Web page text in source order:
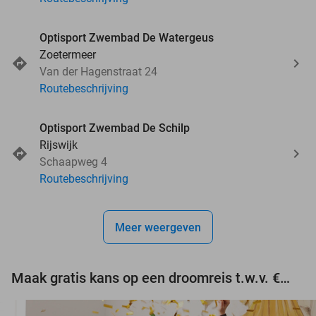
Optisport Zwembad De Watergeus
Zoetermeer
Van der Hagenstraat 24
Routebeschrijving
Optisport Zwembad De Schilp
Rijswijk
Schaapweg 4
Routebeschrijving
Meer weergeven
Maak gratis kans op een droomreis t.w.v. €3.000!